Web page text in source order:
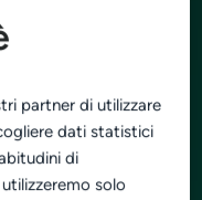
il tuo fatturato
gratuito
partner di utilizzare
dati statistici
di
solo